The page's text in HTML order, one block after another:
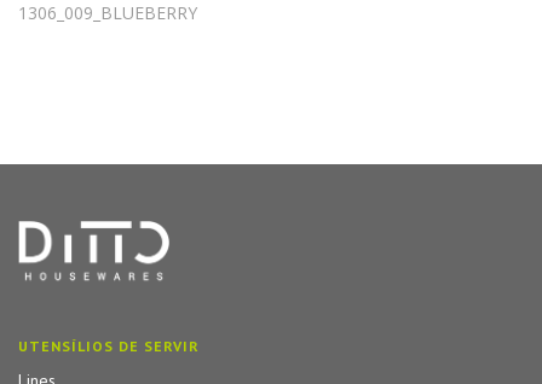
1306_009_BLUEBERRY
UTENSÍLIOS DE SERVIR